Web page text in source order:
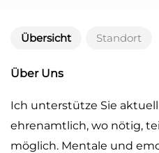
Übersicht Standort
Über Uns
Ich unterstütze Sie
ehrenamtlich, wo nötig,
möglich. Mentale und